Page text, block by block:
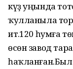
күҙ уңында
ҡулланыла
итә.120 һумға
өсөн завод
һаҡланған.Был